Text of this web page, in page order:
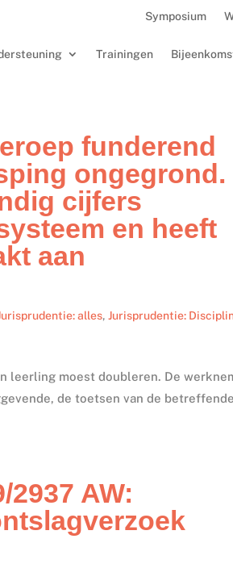
Symposium
Trainingen
funderend
ongegrond.
cijfers
en heeft
aan
alles,Jurisprudentie:
leerling moest doubleren. De
de toetsen van de betreffende
AW: